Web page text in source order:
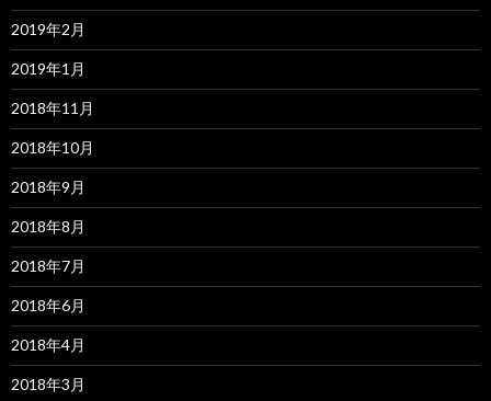
2019年2月
2019年1月
2018年11月
2018年10月
2018年9月
2018年8月
2018年7月
2018年6月
2018年4月
2018年3月